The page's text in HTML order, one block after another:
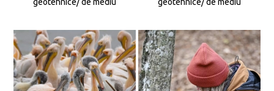
geotehnice/ de mediu
geotehnice/ de mediu